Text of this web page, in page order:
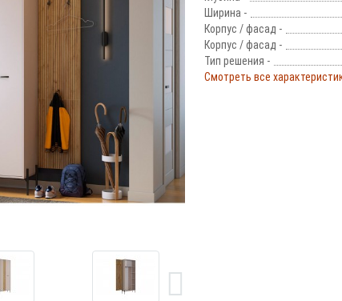
Ширина -
Корпус / фасад -
Корпус / фасад -
Тип решения -
Смотреть все